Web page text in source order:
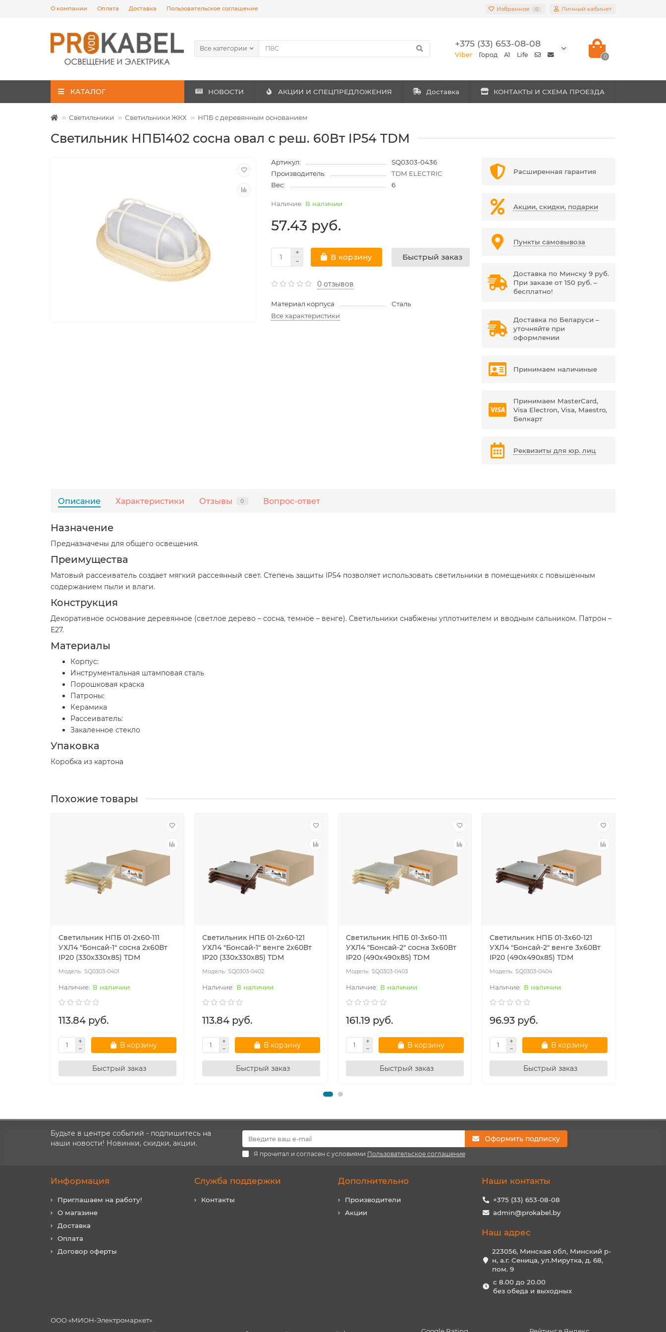
О компании Оплата Доставка Пользовательское соглашение Избранное 0 Личный кабинет
Все категории +375 (33) 653-08-08
Viber Город A1 Life 0
КАТАЛОГ НОВОСТИ АКЦИИ И СПЕЦПРЕДЛОЖЕНИЯ Доставка КОНТАКТЫ И СХЕМА ПРОЕЗДА
Светильники Светильники ЖКХ НПБ с деревянным основанием
Светильник НПБ1402 сосна овал с реш. 60Вт IP54 TDM
Артикул:
SQ0303-0436
Производитель:
TDM ELECTRIC
Вес:
6
В наличии
57.43 руб.
В корзину Быстрый заказ
0 отзывов
Материал корпуса
Сталь
Все характеристики
Расширенная гарантия
Акции, скидки, подарки
Пункты самовывоза
Доставка по Минску 9 руб.
При заказе от 150 руб. –
бесплатно!
Доставка по Беларуси –
уточняйте при
оформлении
Принимаем наличиные
Принимаем MasterCard,
Visa Electron, Visa, Maestro,
Белкарт
Реквизиты для юр. лиц
Описание Характеристики Отзывы 0 Вопрос-ответ
Назначение
Предназначены для общего освещения.
Преимущества
Матовый рассеиватель создает мягкий рассеянный свет. Степень защиты IP54 позволяет использовать светильники в помещениях с повышенным
содержанием пыли и влаги.
Конструкция
Декоративное основание деревянное (светлое дерево – сосна, темное – венге). Светильники снабжены уплотнителем и вводным сальником. Патрон –
Е27.
Материалы
Корпус:
Инструментальная штамповая сталь
Порошковая краска
Патроны:
Керамика
Рассеиватель:
Закаленное стекло
Упаковка
Коробка из картона
Похожие товары
Светильник НПБ 01-2х60-111
УХЛ4 "Бонсай-1" сосна 2х60Вт
IP20 (330х330х85) TDM
SQ0303-0401
В наличии
113.84 руб.
В корзину
Быстрый заказ
Светильник НПБ 01-2х60-121
УХЛ4 "Бонсай-1" венге 2х60Вт
IP20 (330х330х85) TDM
SQ0303-0402
В наличии
113.84 руб.
В корзину
Быстрый заказ
Светильник НПБ 01-3х60-111
УХЛ4 "Бонсай-2" сосна 3х60Вт
IP20 (490х490х85) TDM
SQ0303-0403
В наличии
161.19 руб.
В корзину
Быстрый заказ
Светильник НПБ 01-3х60-121
УХЛ4 "Бонсай-2" венге 3х60Вт
IP20 (490х490х85) TDM
SQ0303-0404
В наличии
96.93 руб.
В корзину
Быстрый заказ
Будьте в центре событий - подпишитесь на
наши новости! Новинки, скидки, акции.
Оформить подписку
Я прочитал и согласен с условиями Пользовательское соглашение
Информация
Приглашаем на работу!
О магазине
Доставка
Оплата
Договор оферты
Служба поддержки
Контакты
Дополнительно
Производители
Акции
Наши контакты
+375 (33) 653-08-08
admin@prokabel.by
Наш адрес
223056, Минская обл, Минский р-
н, а.г. Сеница, ул.Мирутка, д. 68,
пом. 9
с 8.00 до 20.00
без обеда и выходных
ООО «МИОН-Электромаркет»